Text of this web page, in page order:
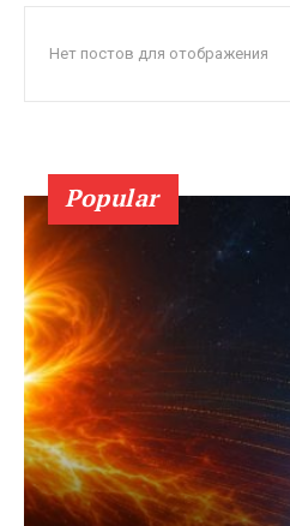
Нет постов для отображения
Popular